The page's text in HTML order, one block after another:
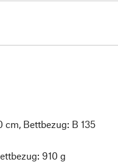
Bettbezug: B 135
910 g